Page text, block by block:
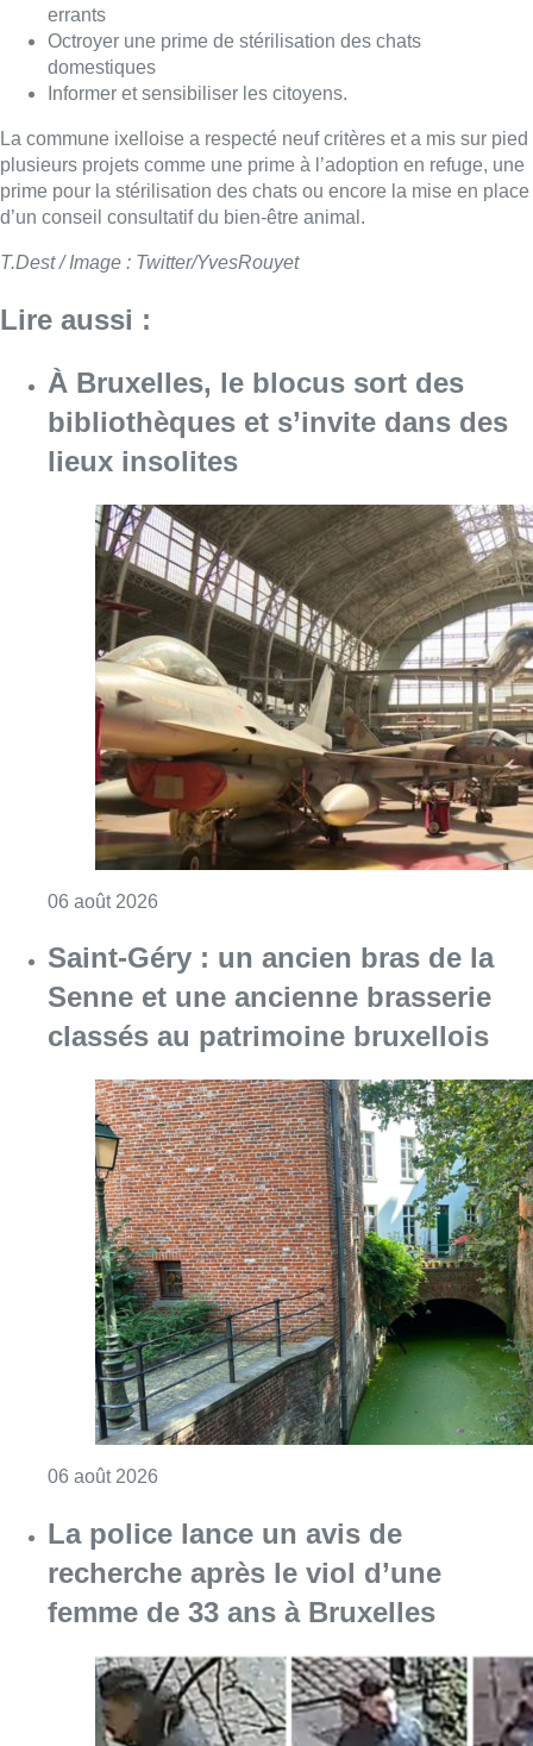
errants
Octroyer une prime de stérilisation des chats
domestiques
Informer et sensibiliser les citoyens.
La commune ixelloise a respecté neuf critères et a mis sur pied
plusieurs projets comme une prime à l’adoption en refuge, une
prime pour la stérilisation des chats ou encore la mise en place
d’un conseil consultatif du bien-être animal.
T.Dest / Image : Twitter/YvesRouyet
Lire aussi :
À Bruxelles, le blocus sort des
bibliothèques et s’invite dans des
lieux insolites
06 août 2026
Saint-Géry : un ancien bras de la
Senne et une ancienne brasserie
classés au patrimoine bruxellois
06 août 2026
La police lance un avis de
recherche après le viol d’une
femme de 33 ans à Bruxelles